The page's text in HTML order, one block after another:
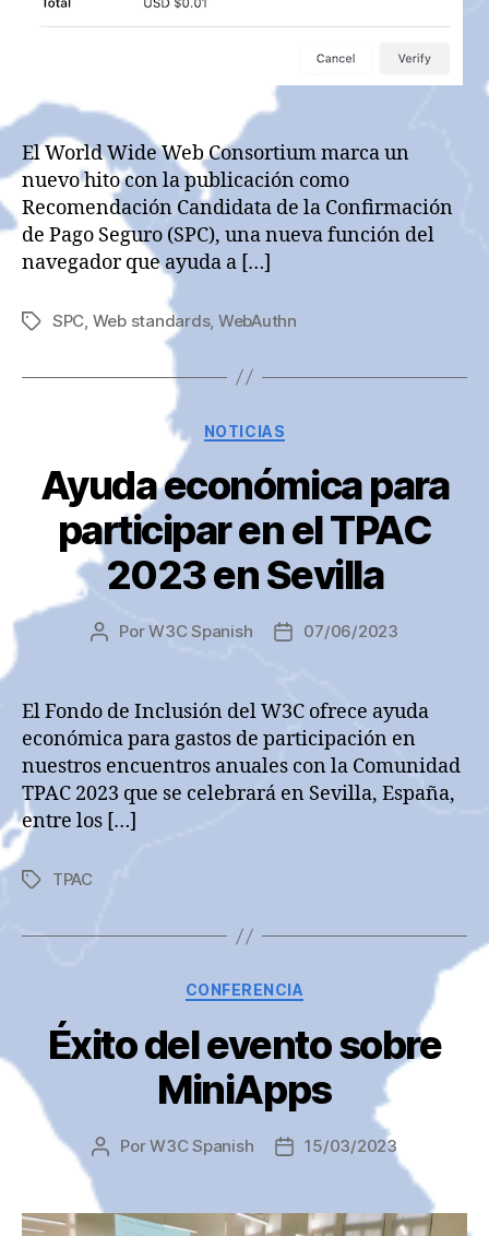
El World Wide Web Consortium marca un
nuevo hito con la publicación como
Recomendación Candidata de la Confirmación
de Pago Seguro (SPC), una nueva función del
navegador que ayuda a […]
Etiquetas
SPC, Web standards, WebAuthn
Categorías
NOTICIAS
Ayuda económica para
participar en el TPAC
2023 en Sevilla
Autor
entrada
PorW3C Spanish
Fecha
entrada
07/06/2023
El Fondo de Inclusión del W3C ofrece ayuda
económica para gastos de participación en
nuestros encuentros anuales con la Comunidad
TPAC 2023 que se celebrará en Sevilla, España,
entre los […]
Etiquetas
TPAC
Categorías
CONFERENCIA
Éxito del evento sobre
MiniApps
Autor
entrada
PorW3C Spanish
Fecha
entrada
15/03/2023